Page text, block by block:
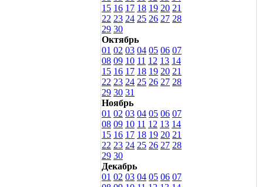
15 16 17 18 19 20 21
22 23 24 25 26 27 28
29 30
Октябрь
01 02 03 04 05 06 07
08 09 10 11 12 13 14
15 16 17 18 19 20 21
22 23 24 25 26 27 28
29 30 31
Ноябрь
01 02 03 04 05 06 07
08 09 10 11 12 13 14
15 16 17 18 19 20 21
22 23 24 25 26 27 28
29 30
Декабрь
01 02 03 04 05 06 07